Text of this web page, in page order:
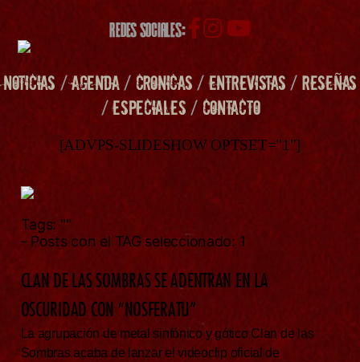
REDES SOCIALES:
NOTICIAS /AGENDA/ CRONICAS/ENTREVISTAS/RESEÑAS
/ESPECIALES/ CONTACTO
[ADVPS-SLIDESHOW OPTSET="1"]
Tags: ""
- Posts con el TAG seleccionado: 1
CLAN DE LAS SOMBRAS SE ADENTRAN EN LA
OSCURIDAD CON “NOSFERATU”
La agrupación de metal sinfónico y gótico Clan de las
Sombras acaba de lanzar el videoclip oficial de